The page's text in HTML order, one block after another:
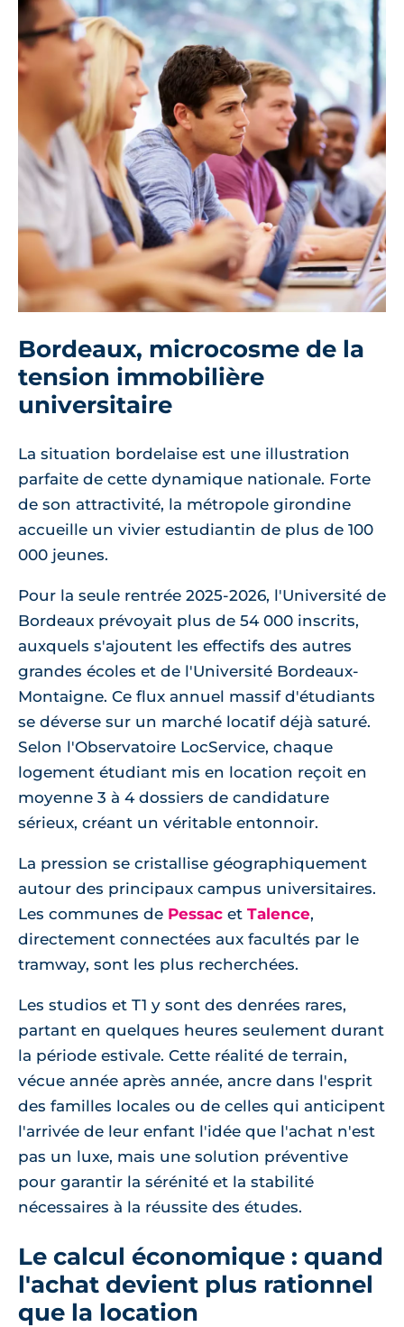
Bordeaux, microcosme de la
tension immobilière
universitaire
La situation bordelaise est une illustration
parfaite de cette dynamique nationale. Forte
de son attractivité, la métropole girondine
accueille un vivier estudiantin de plus de 100
000 jeunes.
Pour la seule rentrée 2025-2026, l'Université de
Bordeaux prévoyait plus de 54 000 inscrits,
auxquels s'ajoutent les effectifs des autres
grandes écoles et de l'Université Bordeaux-
Montaigne. Ce flux annuel massif d'étudiants
se déverse sur un marché locatif déjà saturé.
Selon l'Observatoire LocService, chaque
logement étudiant mis en location reçoit en
moyenne 3 à 4 dossiers de candidature
sérieux, créant un véritable entonnoir.
La pression se cristallise géographiquement
autour des principaux campus universitaires.
Les communes de Pessac et Talence,
directement connectées aux facultés par le
tramway, sont les plus recherchées.
Les studios et T1 y sont des denrées rares,
partant en quelques heures seulement durant
la période estivale. Cette réalité de terrain,
vécue année après année, ancre dans l'esprit
des familles locales ou de celles qui anticipent
l'arrivée de leur enfant l'idée que l'achat n'est
pas un luxe, mais une solution préventive
pour garantir la sérénité et la stabilité
nécessaires à la réussite des études.
Le calcul économique : quand
l'achat devient plus rationnel
que la location